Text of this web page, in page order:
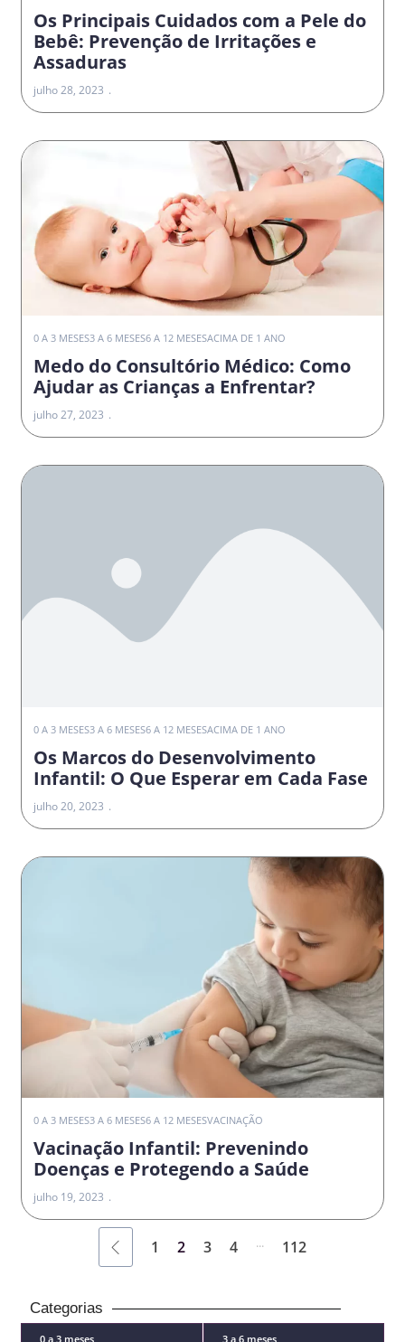
Os Principais Cuidados com a Pele do
Bebê: Prevenção de Irritações e
Assaduras
julho 28, 2023
0 A 3 MESES3 A 6 MESES6 A 12 MESESACIMA DE 1 ANO
Medo do Consultório Médico: Como
Ajudar as Crianças a Enfrentar?
julho 27, 2023
0 A 3 MESES3 A 6 MESES6 A 12 MESESACIMA DE 1 ANO
Os Marcos do Desenvolvimento
Infantil: O Que Esperar em Cada Fase
julho 20, 2023
0 A 3 MESES3 A 6 MESES6 A 12 MESESVACINAÇÃO
Vacinação Infantil: Prevenindo
Doenças e Protegendo a Saúde
julho 19, 2023
1 2 3 4 ... 112
Categorias
0 a 3 meses 3 a 6 meses